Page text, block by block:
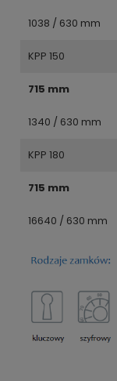
1038 / 630 mm
KPP 150
715 mm
1340 / 630 mm
KPP 180
715 mm
16640 / 630 mm